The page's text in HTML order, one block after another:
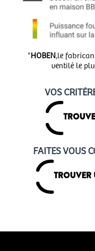
" HOBEN,le
ventilé le
VOS
FAITES VOUS
TROUVER